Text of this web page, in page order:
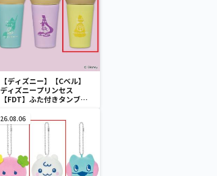
【ディズニー】【Cベル】
ディズニープリンセス
【FDT】ふた付きタンブラ
26.08.06